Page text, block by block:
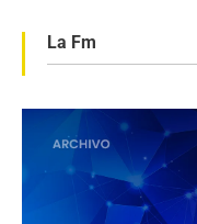
La Fm